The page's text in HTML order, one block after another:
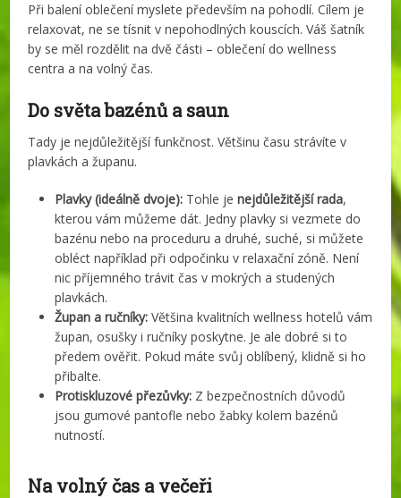
Při balení oblečení myslete především na pohodlí. Cílem je
relaxovat, ne se tísnit v nepohodlných kouscích. Váš šatník
by se měl rozdělit na dvě části – oblečení do wellness
centra a na volný čas.
Do světa bazénů a saun
Tady je nejdůležitější funkčnost. Většinu času strávíte v
plavkách a županu.
Plavky (ideálně dvoje): Tohle jenejdůležitější rada,
kterou vám můžeme dát. Jedny plavky si vezmete do
bazénu nebo na proceduru a druhé, suché, si můžete
obléct například při odpočinku v relaxační zóně. Není
nic příjemného trávit čas v mokrých a studených
plavkách.
Župan a ručníky: Většina kvalitních wellness hotelů vám
župan, osušky i ručníky poskytne. Je ale dobré si to
předem ověřit. Pokud máte svůj oblíbený, klidně si ho
přibalte.
Protiskluzové přezůvky: Z bezpečnostních důvodů
jsou gumové pantofle nebo žabky kolem bazénů
nutností.
Na volný čas a večeři